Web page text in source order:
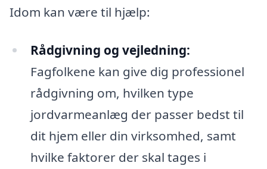
Idom kan være til hjælp:
Rådgivning og vejledning:
Fagfolkene kan give dig professionel
rådgivning om, hvilken type
jordvarmeanlæg der passer bedst til
dit hjem eller din virksomhed, samt
hvilke faktorer der skal tages i